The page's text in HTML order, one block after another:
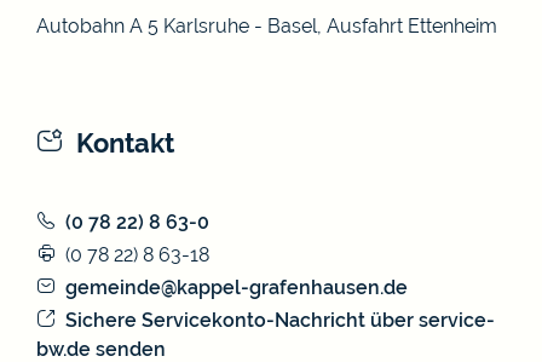
Autobahn A 5 Karlsruhe - Basel, Ausfahrt Ettenheim
Kontakt
(0 78 22) 8 63-0
(0 78 22) 8 63-18
gemeinde@kappel-grafenhausen.de
Sichere Servicekonto-Nachricht über service-
bw.de senden